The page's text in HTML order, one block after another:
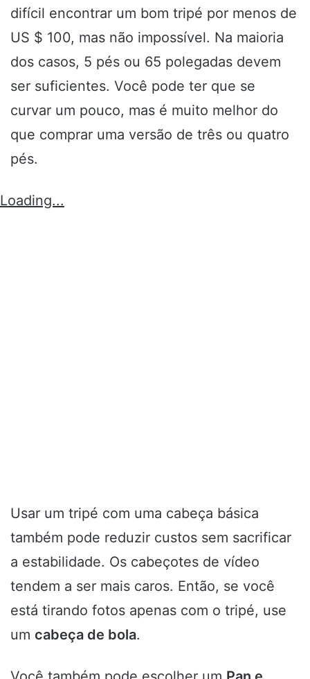
difícil encontrar um bom tripé por menos de
US $ 100, mas não impossível. Na maioria
dos casos, 5 pés ou 65 polegadas devem
ser suficientes. Você pode ter que se
curvar um pouco, mas é muito melhor do
que comprar uma versão de três ou quatro
pés.
Loading...
Usar um tripé com uma cabeça básica
também pode reduzir custos sem sacrificar
a estabilidade. Os cabeçotes de vídeo
tendem a ser mais caros. Então, se você
está tirando fotos apenas com o tripé, use
um cabeça de bola.